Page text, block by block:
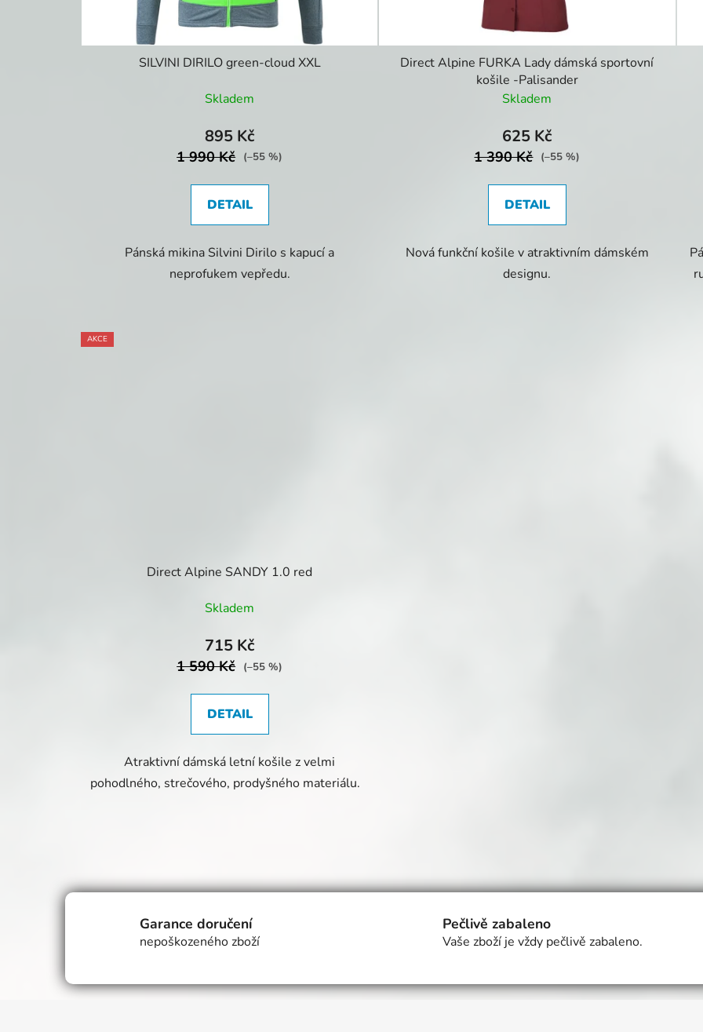
t
SILVINI DIRILO green-cloud XXL
Skladem
895 Kč
1 990 Kč (–55 %)
DETAIL
Pánská mikina Silvini Dirilo s kapucí a
neprofukem vepředu.
Direct Alpine FURKA Lady dámská sportovní
košile -Palisander
Skladem
625 Kč
1 390 Kč (–55 %)
DETAIL
Nová funkční košile v atraktivním dámském
designu.
AKCE
Direct Alpine SANDY 1.0 red
Skladem
715 Kč
1 590 Kč (–55 %)
DETAIL
Atraktivní dámská letní košile z velmi
pohodlného, strečového, prodyšného materiálu.
l
d
a
í
p
Garance doručení
nepoškozeného zboží
Pečlivě zabaleno
Vaše zboží je vždy pečlivě zabaleno.